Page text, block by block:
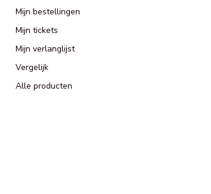
Mijn bestellingen
Mijn tickets
Mijn verlanglijst
Vergelijk
Alle producten